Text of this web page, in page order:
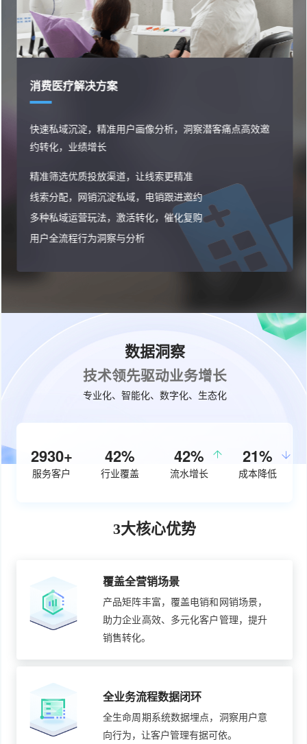
消费医疗解决方案
快速私域沉淀，精准用户画像分析，洞察潜客痛点高效邀
约转化，业绩增长
精准筛选优质投放渠道，让线索更精准
线索分配，网销沉淀私域，电销跟进邀约
多种私域运营玩法，激活转化，催化复购
用户全流程行为洞察与分析
数据洞察
技术领先驱动业务增长
专业化、智能化、数字化、生态化
3760+
服务客户
54%
行业覆盖
50%
流水增长
27%
成本降低
3大核心优势
覆盖全营销场景
产品矩阵丰富，覆盖电销和网销场景，
助力企业高效、多元化客户管理，提升
销售转化。
全业务流程数据闭环
全生命周期系统数据埋点，洞察用户意
向行为，让客户管理有据可依。